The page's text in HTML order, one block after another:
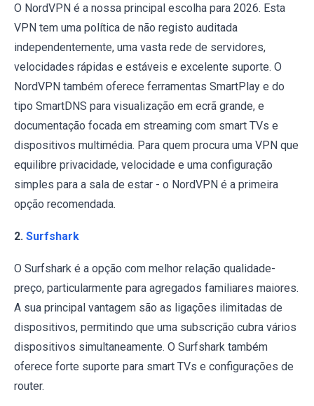
O NordVPN é a nossa principal escolha para 2026. Esta
VPN tem uma política de não registo auditada
independentemente, uma vasta rede de servidores,
velocidades rápidas e estáveis e excelente suporte. O
NordVPN também oferece ferramentas SmartPlay e do
tipo SmartDNS para visualização em ecrã grande, e
documentação focada em streaming com smart TVs e
dispositivos multimédia. Para quem procura uma VPN que
equilibre privacidade, velocidade e uma configuração
simples para a sala de estar - o NordVPN é a primeira
opção recomendada.
2. Surfshark
O Surfshark é a opção com melhor relação qualidade-
preço, particularmente para agregados familiares maiores.
A sua principal vantagem são as ligações ilimitadas de
dispositivos, permitindo que uma subscrição cubra vários
dispositivos simultaneamente. O Surfshark também
oferece forte suporte para smart TVs e configurações de
router.